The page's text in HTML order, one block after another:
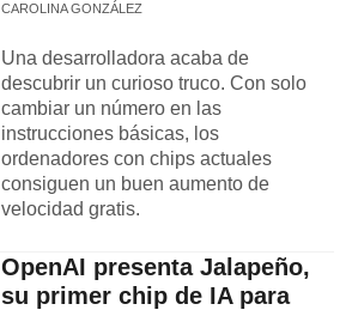
CAROLINA GONZÁLEZ
Una desarrolladora acaba de
descubrir un curioso truco. Con solo
cambiar un número en las
instrucciones básicas, los
ordenadores con chips actuales
consiguen un buen aumento de
velocidad gratis.
OpenAI presenta Jalapeño,
su primer chip de IA para